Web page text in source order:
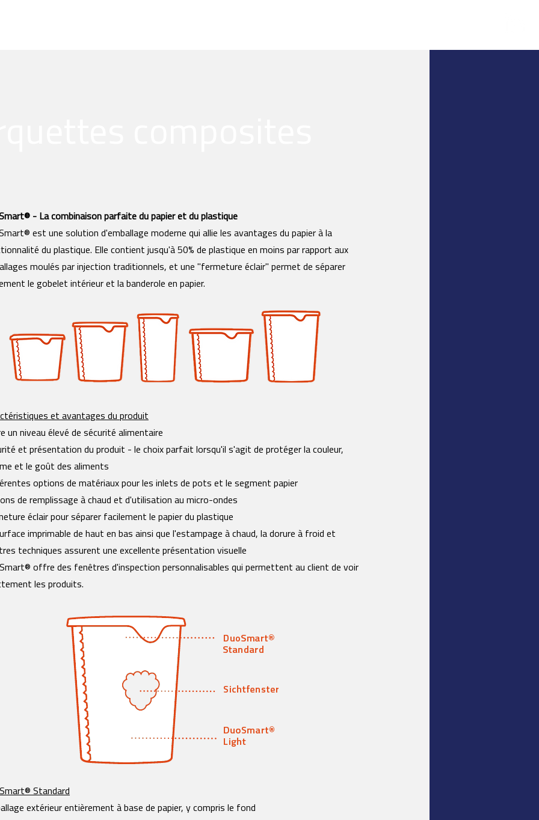
- La combinaison parfaite du papier et du plastique
est une solution d'emballage moderne qui allie les avantages du papier à la
du plastique. Elle contient jusqu'à 50% de plastique en moins par rapport aux
moulés par injection traditionnels, et une "fermeture éclair" permet de séparer
le gobelet intérieur et la banderole en papier.
et avantages du produit
un niveau élevé de sécurité alimentaire
et présentation du produit - le choix parfait lorsqu'il s'agit de protéger la couleur,
et le goût des aliments
options de matériaux pour les inlets de pots et le segment papier
de remplissage à chaud et d'utilisation au micro-ondes
éclair pour séparer facilement le papier du plastique
imprimable de haut en bas ainsi que l'estampage à chaud, la dorure à froid et
techniques assurent une excellente présentation visuelle
offre des fenêtres d'inspection personnalisables qui permettent au client de voir
les produits.
Standard
extérieur entièrement à base de papier, y compris le fond